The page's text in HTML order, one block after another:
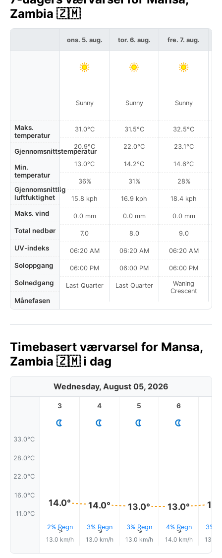
Zambia 🇿🇲
Maks.
temperatur
Gjennomsnittstemperatur
Min.
temperatur
Gjennomsnittlig
luftfuktighet
Maks. vind
Total nedbør
UV-indeks
Soloppgang
Solnedgang
Månefasen
ons. 5. aug.
Sunny
31.0°C
20.9°C
13.0°C
36%
15.8 kph
0.0 mm
7.0
06:20 AM
06:00 PM
Last Quarter
tor. 6. aug.
Sunny
31.5°C
22.0°C
14.2°C
31%
16.9 kph
0.0 mm
8.0
06:20 AM
06:00 PM
Last Quarter
fre. 7. aug.
Sunny
32.5°C
23.1°C
14.6°C
28%
18.4 kph
0.0 mm
9.0
06:20 AM
06:00 PM
Waning
Crescent
Timebasert værvarsel for Mansa,
Zambia 🇿🇲 i dag
Wednesday, August 05, 2026
33.0°C
28.0°C
22.0°C
16.0°C
11.0°C
3
14.0°
2% Regn
↑
13.0 km/h
4
14.0°
3% Regn
↑
13.0 km/h
5
13.0°
3% Regn
↑
13.0 km/h
6
13.0°
4% Regn
↑
14.0 km/h
3%
13.0